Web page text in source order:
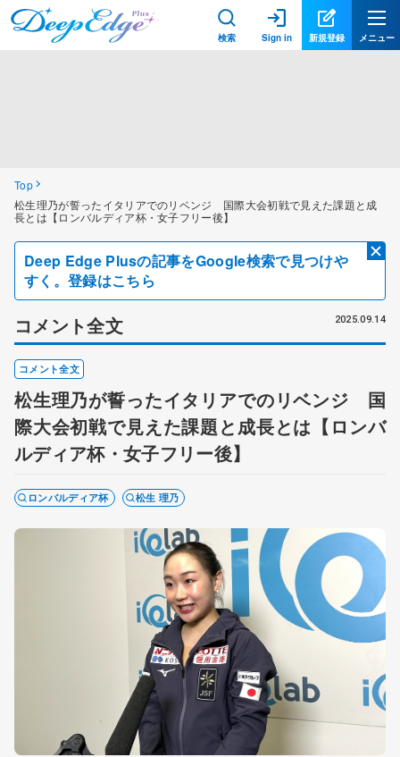
検索 Sign in 新規登録 メニュー
Top
松生理乃が誓ったイタリアでのリベンジ 国際大会初戦で見えた課題と成
長とは【ロンバルディア杯・女子フリー後】
Deep Edge Plusの記事をGoogle検索で見つけや
すく。登録はこちら
コメント全文 2025.09.14
コメント全文
松生理乃が誓ったイタリアでのリベンジ 国
際大会初戦で見えた課題と成長とは【ロンバ
ルディア杯・女子フリー後】
ロンバルディア杯 松生 理乃